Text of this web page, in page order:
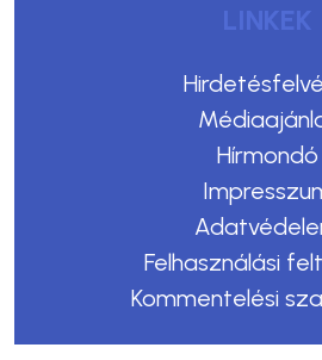
LINKEK
Hírmondó
Felhasználási
Kommentelési